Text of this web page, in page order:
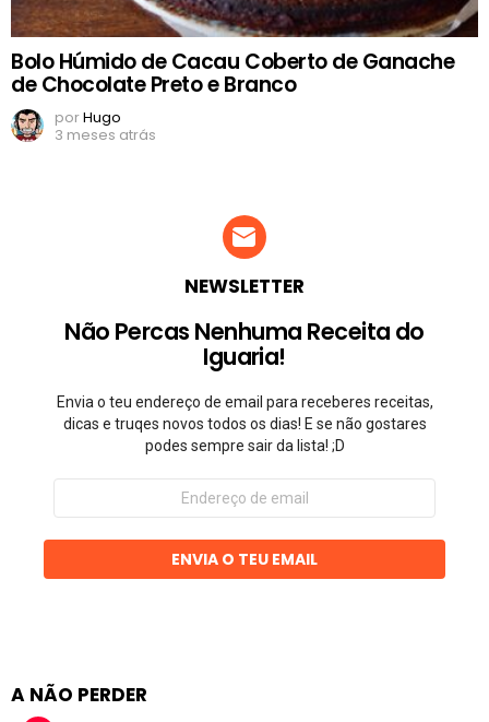
Bolo Húmido de Cacau Coberto de Ganache
de Chocolate Preto e Branco
porHugo
3 meses atrás
NEWSLETTER
Não Percas Nenhuma Receita do
Iguaria!
Envia o teu endereço de email para receberes receitas,
dicas e truqes novos todos os dias! E se não gostares
podes sempre sair da lista! ;D
Endereço
email
ENVIA O TEU EMAIL
A NÃO PERDER